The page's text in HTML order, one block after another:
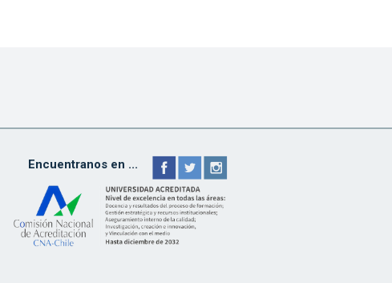
Encuentranos en ...